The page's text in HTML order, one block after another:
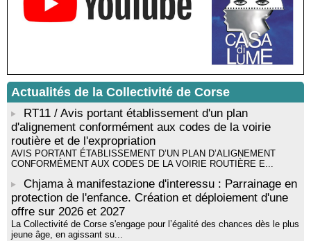
Mise en musique d’un livre jeunesse par Annik Meschinet,
musicienne pédagogue : Ateliers d’expression sonore, vocale,
rythmique et corporelle - Mediateca territuriale di Santa Lucia di
! Événement reporté ! Cycle de conférences peinture animé
par Alexandre Dominati - Mediateca territuriale di Santa Lucia di
Tallà
Actualités de la Collectivité de Corse
RT11 / Avis portant établissement d'un plan
d'alignement conformément aux codes de la voirie
routière et de l'expropriation
AVIS PORTANT ÉTABLISSEMENT D’UN PLAN D’ALIGNEMENT
CONFORMÉMENT AUX CODES DE LA VOIRIE ROUTIÈRE E...
Chjama à manifestazione d'interessu : Parrainage en
protection de l'enfance. Création et déploiement d'une
offre sur 2026 et 2027
La Collectivité de Corse s'engage pour l’égalité des chances dès le plus
jeune âge, en agissant su...